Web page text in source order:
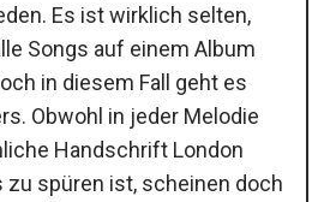
Es ist wirklich selten,
Songs auf einem Album
in diesem Fall geht es
Obwohl in jeder Melodie
Handschrift London
zu spüren ist, scheinen doch